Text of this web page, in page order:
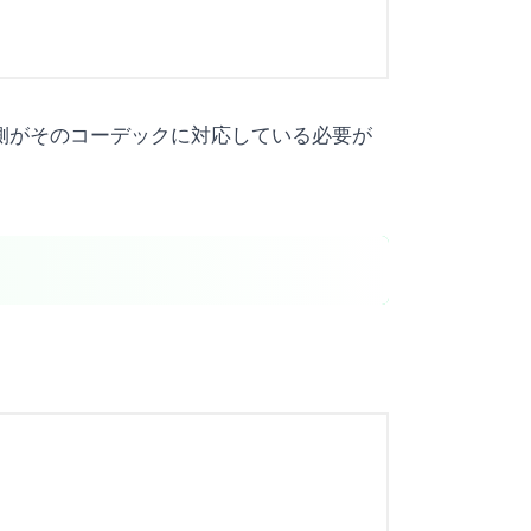
そのコーデックに対応している必要が